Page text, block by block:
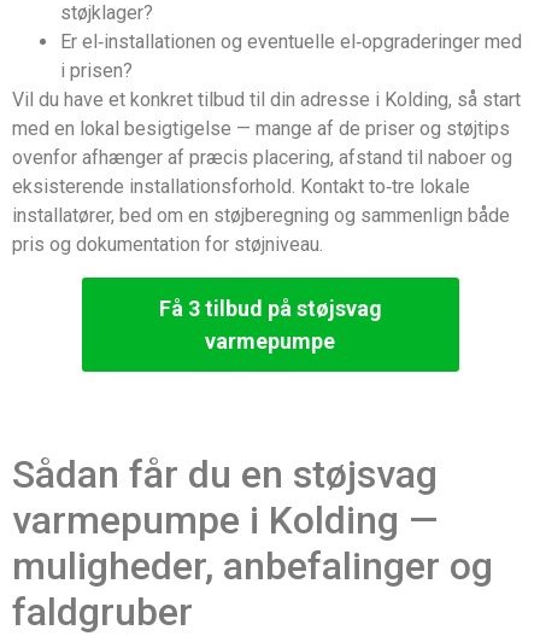
støjklager?
Er el‑installationen og eventuelle el‑opgraderinger med
i prisen?
Vil du have et konkret tilbud til din adresse i Kolding, så start
med en lokal besigtigelse — mange af de priser og støjtips
ovenfor afhænger af præcis placering, afstand til naboer og
eksisterende installationsforhold. Kontakt to‑tre lokale
installatører, bed om en støjberegning og sammenlign både
pris og dokumentation for støjniveau.
Få 3 tilbud på støjsvag
varmepumpe
Sådan får du en støjsvag
varmepumpe i Kolding —
muligheder, anbefalinger og
faldgruber